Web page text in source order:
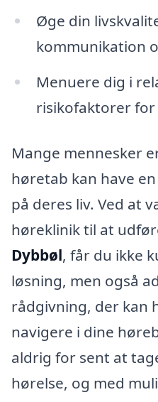
Øge din
kommunikation
Menuere dig i
risikofaktorer for
Mange mennesker
høretab kan have
på deres liv. Ved at
høreklinik til at
Dybbøl, får du ikke
løsning, men også
rådgivning, der kan
navigere i dine
aldrig for sent at
hørelse, og med